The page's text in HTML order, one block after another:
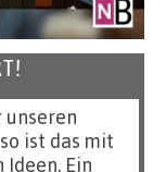
ist das mit
Ideen. Ein